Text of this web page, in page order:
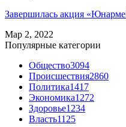
Завершилась акция
Мар 2, 2022
Популярные категории
Общество3094
Происшествия2860
Политика1417
Экономика1272
Здоровье1234
Власть1125